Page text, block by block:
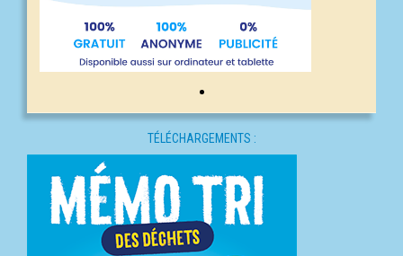
TÉLÉCHARGEMENTS :